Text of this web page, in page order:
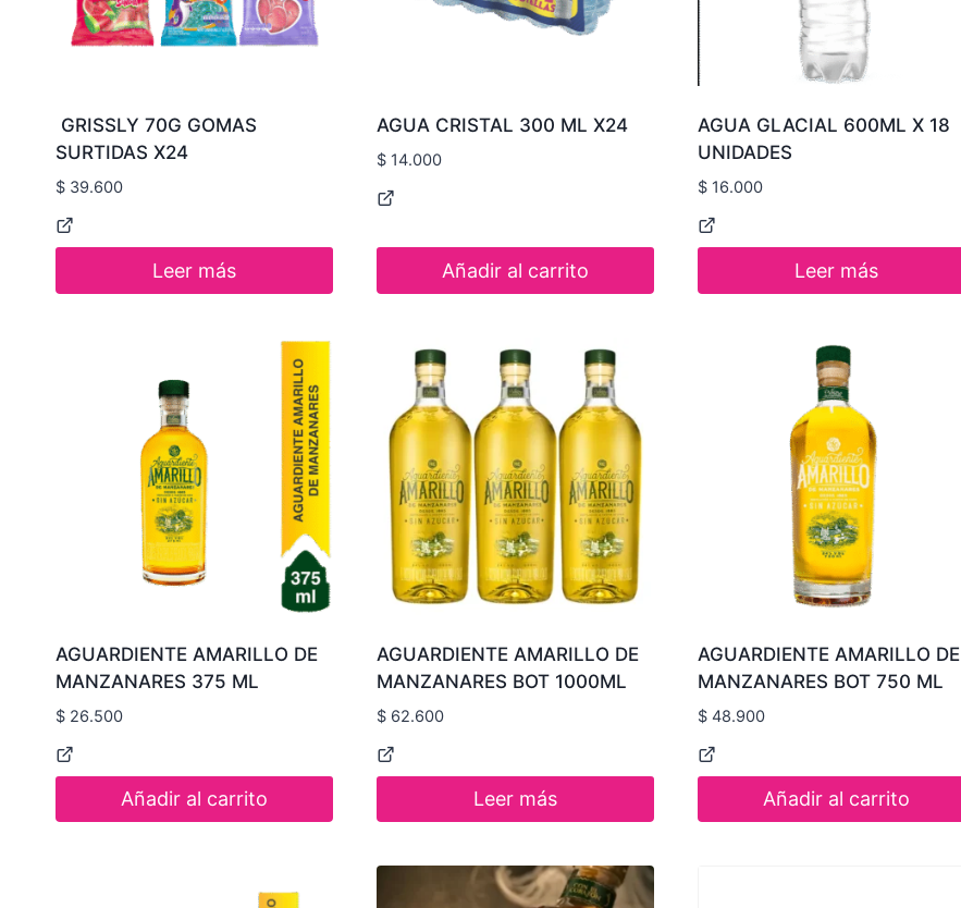
GRISSLY 70G GOMAS
SURTIDAS X24
$ 39.600
Leer más
AGUA CRISTAL 300 ML X24
$14.000
Añadir al carrito
AGUA GLACIAL 600ML X 18
UNIDADES
$16.000
Leer más
AGUARDIENTE AMARILLO DE
MANZANARES 375 ML
$ 26.500
Añadir al carrito
AGUARDIENTE AMARILLO DE
MANZANARES BOT 1000ML
$62.600
Leer más
AGUARDIENTE AMARILLO DE
MANZANARES BOT 750 ML
$48.900
Añadir al carrito